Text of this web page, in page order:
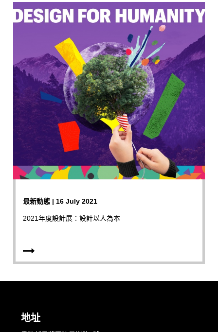
最新動態 | 16 July 2021
2021年度設計展：設計以人為本
地址